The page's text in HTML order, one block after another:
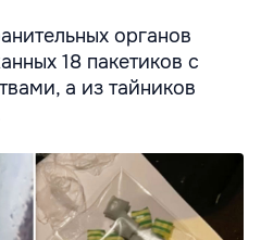
органов
18 пакетиков с
а из тайников